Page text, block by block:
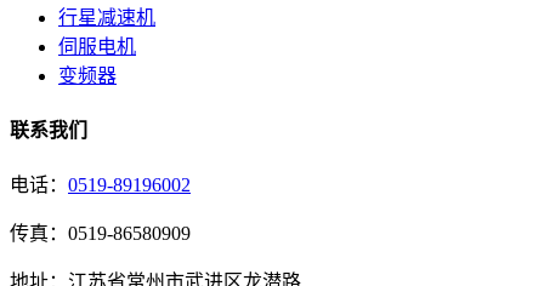
行星减速机
伺服电机
变频器
联系我们
电话： 0519-89196002
传真：0519-86580909